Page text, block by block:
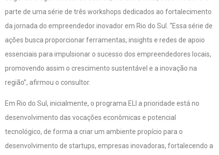
parte de uma série de três workshops dedicados ao fortalecimento
da jornada do empreendedor inovador em Rio do Sul. “Essa série de
ações busca proporcionar ferramentas, insights e redes de apoio
essenciais para impulsionar o sucesso dos empreendedores locais,
promovendo assim o crescimento sustentável e a inovação na
região”, afirmou o consultor.
Em Rio do Sul, inicialmente, o programa ELI a prioridade está no
desenvolvimento das vocações econômicas e potencial
tecnológico, de forma a criar um ambiente propício para o
desenvolvimento de startups, empresas inovadoras, fortalecendo a